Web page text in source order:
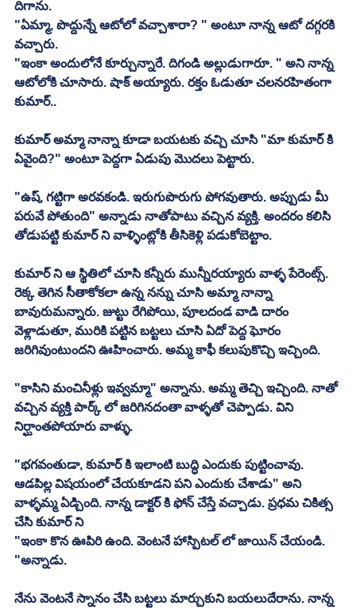
దిగాను.
"ఏమ్మా, పొద్దున్నే ఆటోలో వచ్చాశారా? " అంటూ నాన్న ఆటో దగ్గరకి
వచ్చారు.
"ఇంకా అందులోనే కూర్చున్నారే. దిగండి అల్లుడుగారూ. " అని నాన్న
ఆటోలోకి చూసారు. షాక్ అయ్యారు. రక్తం ఓడుతూ చలనరహితంగా
కుమార్..
కుమార్ అమ్మా నాన్నా కూడా బయటకు వచ్చి చూసి "మా కుమార్ కి
ఏవైంది?" అంటూ పెద్దగా ఏడుపు మొదలు పెట్టారు.
"ఉష్, గట్టిగా అరవకండి. ఇరుగుపొరుగు పోగవుతారు. అప్పుడు మీ
పరువే పోతుంది" అన్నాడు నాతోపాటు వచ్చిన వ్యక్తి. అందరం కలిసి
తోడుపట్టి కుమార్ ని వాళ్ళింట్లోకి తీసికెళ్లి పడుకోబెట్టాం.
కుమార్ ని ఆ స్థితిలో చూసి కన్నీరు మున్నీరయ్యారు వాళ్ళ పేరెంట్స్.
రెక్క తెగిన సీతాకోకలా ఉన్న నన్ను చూసి అమ్మా నాన్నా
బావురుమన్నారు. జుట్టు రేగిపోయి, పూలదండ వాడి దారం
వెళ్లాడుతూ, మురికి పట్టిన బట్టలు చూసి ఏదో పెద్ద ఘోరం
జరిగివుంటుందని ఊహించారు. అమ్మ కాఫీ కలుపుకొచ్చి ఇచ్చింది.
"కాసిని మంచినీళ్లు ఇవ్వమ్మా" అన్నాను. అమ్మ తెచ్చి ఇచ్చింది. నాతో
వచ్చిన వ్యక్తి పార్క్ లో జరిగినదంతా వాళ్ళతో చెప్పాడు. విని
నిర్ఘాంతపోయారు వాళ్ళు.
"భగవంతుడా, కుమార్ కి ఇలాంటి బుద్ధి ఎందుకు పుట్టించావు.
ఆడపిల్ల విషయంలో చేయకూడని పని ఎందుకు చేశాడు" అని
వాళ్ళమ్మ ఏడ్చింది. నాన్న డాక్టర్ కి ఫోన్ చేస్తే వచ్చాడు. ప్రధమ చికిత్స
చేసి కుమార్ ని
"ఇంకా కొన ఊపిరి ఉంది. వెంటనే హాస్పిటల్ లో జాయిన్ చేయండి.
"అన్నాడు.
నేను వెంటనే స్నానం చేసి బట్టలు మార్చుకుని బయలుదేరాను. నాన్న